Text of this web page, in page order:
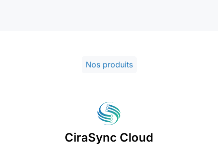
Nos produits
CiraSync Cloud